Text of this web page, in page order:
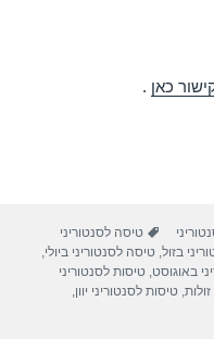
כאן .
תגיות
טיסה לסנטוריני
בזול,טיסה לסנטוריני ביולי,
באוגוסט,טיסות לסנטוריני
,טיסות לסנטוריני יוון,